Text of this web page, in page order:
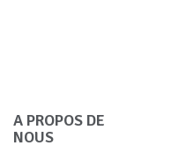
A PROPOS DE
NOUS